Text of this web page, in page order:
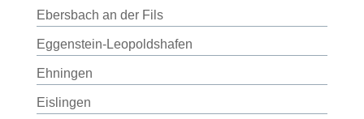
Ebersbach an der Fils
Eggenstein-Leopoldshafen
Ehningen
Eislingen